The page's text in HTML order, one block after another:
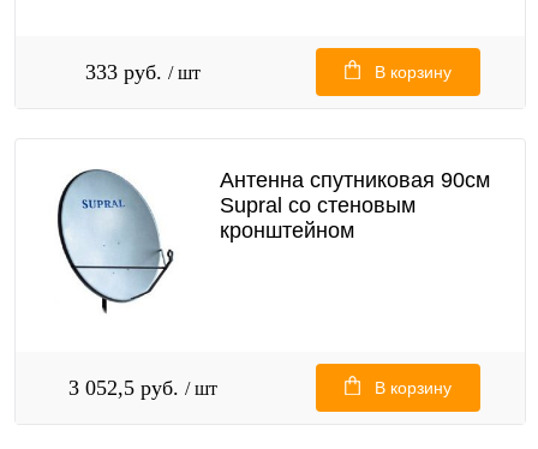
333 руб. / шт В корзину
Антенна спутниковая 90см
Supral со стеновым
кронштейном
3 052,5 руб. / шт В корзину